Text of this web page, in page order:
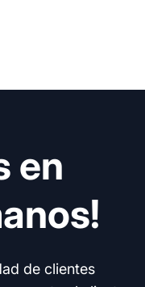
en
de clientes